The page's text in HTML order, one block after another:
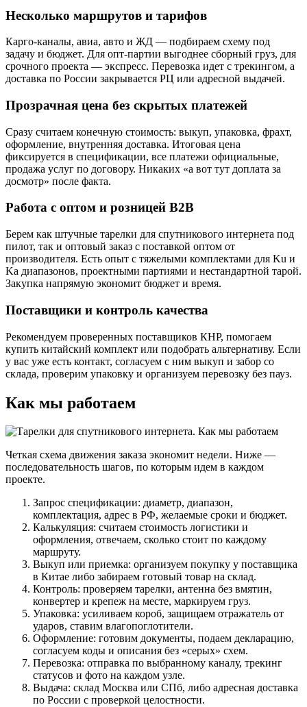
Несколько маршрутов и тарифов
Карго-каналы, авиа, авто и ЖД — подбираем схему под
задачу и бюджет. Для опт-партии выгоднее сборный груз, для
срочного проекта — экспресс. Перевозка идет с трекингом, а
доставка по России закрывается РЦ или адресной выдачей.
Прозрачная цена без скрытых платежей
Сразу считаем конечную стоимость: выкуп, упаковка, фрахт,
оформление, внутренняя доставка. Итоговая цена
фиксируется в спецификации, все платежи официальные,
продажа услуг по договору. Никаких «а вот тут доплата за
досмотр» после факта.
Работа с оптом и розницей B2B
Берем как штучные тарелки для спутникового интернета под
пилот, так и оптовый заказ с поставкой оптом от
производителя. Есть опыт с тяжелыми комплектами для Ku и
Ka диапазонов, проектными партиями и нестандартной тарой.
Закупка напрямую экономит бюджет и время.
Поставщики и контроль качества
Рекомендуем проверенных поставщиков КНР, помогаем
купить китайский комплект или подобрать альтернативу. Если
у вас уже есть контакт, согласуем с ним выкуп и забор со
склада, проверим упаковку и организуем перевозку без пауз.
Как мы работаем
Четкая схема движения заказа экономит недели. Ниже —
последовательность шагов, по которым идем в каждом
проекте.
Запрос спецификации: диаметр, диапазон,
комплектация, адрес в РФ, желаемые сроки и бюджет.
Калькуляция: считаем стоимость логистики и
оформления, отвечаем, сколько стоит по каждому
маршруту.
Выкуп или приемка: организуем покупку у поставщика
в Китае либо забираем готовый товар на склад.
Контроль: проверяем тарелки, антенна без вмятин,
конвертер и крепеж на месте, маркируем груз.
Упаковка: усиливаем короб, защищаем отражатель от
ударов, ставим влагопоглотители.
Оформление: готовим документы, подаем декларацию,
согласуем коды и описания без «серых» схем.
Перевозка: отправка по выбранному каналу, трекинг
статусов и фото на каждом узле.
Выдача: склад Москва или СПб, либо адресная доставка
по России с проверкой целостности.